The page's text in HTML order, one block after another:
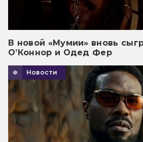
В новой «Мумии» вновь
О’Коннор и Одед Фер
Новости